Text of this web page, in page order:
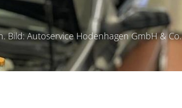
Bild: Autoservice Hodenhagen GmbH & Co.